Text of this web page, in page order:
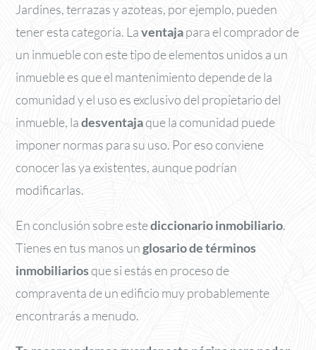
Jardines, terrazas y azoteas, por ejemplo, pueden
tener esta categoría. Laventajapara el comprador de
un inmueble con este tipo de elementos unidos a un
inmueble es que el mantenimiento depende de la
comunidad y el uso es exclusivo del propietario del
inmueble, ladesventajaque la comunidad puede
imponer normas para su uso. Por eso conviene
conocer las ya existentes, aunque podrían
modificarlas.
En conclusión sobre estediccionario inmobiliario.
Tienes en tus manos unglosario de términos
inmobiliariosque si estás en proceso de
compraventa de un edificio muy probablemente
encontrarás a menudo.